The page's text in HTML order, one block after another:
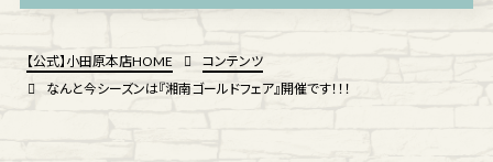
【公式】小田原本店HOME
コンテンツ
なんと今シーズンは『湘南ゴールドフェア』開催です！！！